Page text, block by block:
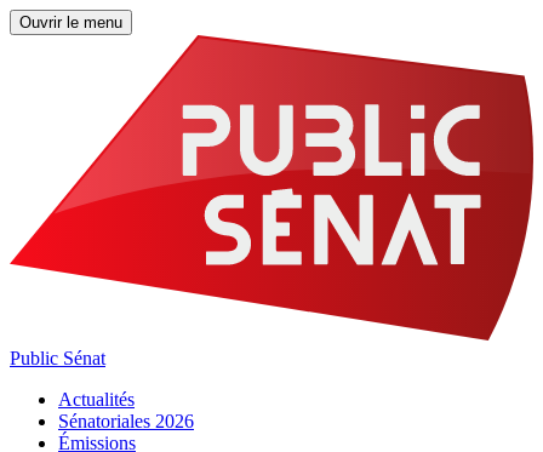
Ouvrir le menu
Public Sénat
Actualités
Sénatoriales 2026
Émissions